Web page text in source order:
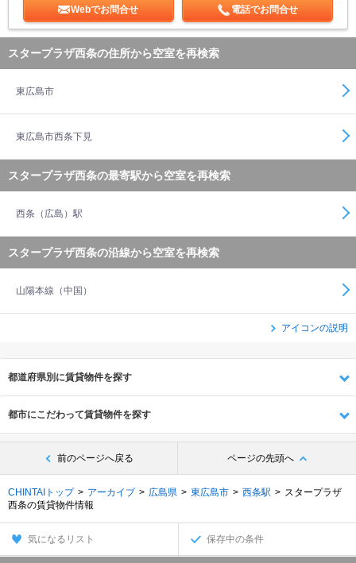
Webでお問合せ 電話でお問合せ
スタープラザ西条の住所から空室を再検索
東広島市
東広島市西条下見
スタープラザ西条の最寄駅から空室を再検索
西条（広島）駅
スタープラザ西条の沿線から空室を再検索
山陽本線（中国）
アイコンの説明
都道府県別に賃貸物件を探す
都市にこだわって賃貸物件を探す
前のページへ戻る ページの先頭へ
CHINTAIトップ アーカイブ 広島県 東広島市 西条駅
スタープラザ
西条の賃貸物件情報
気になるリスト 保存中の条件